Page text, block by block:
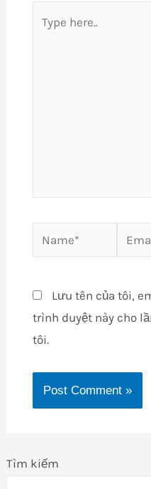
Tìm kiếm
here..
Name*
Lưu tên của tôi,
trình duyệt này cho
tôi.